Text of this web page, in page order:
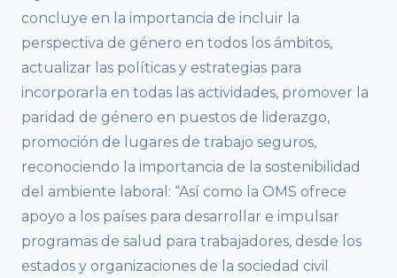
concluye en la importancia de incluir la
perspectiva de género en todos los ámbitos,
actualizar las políticas y estrategias para
incorporarla en todas las actividades, promover la
paridad de género en puestos de liderazgo,
promoción de lugares de trabajo seguros,
reconociendo la importancia de la sostenibilidad
del ambiente laboral: “Así como la OMS ofrece
apoyo a los países para desarrollar e impulsar
programas de salud para trabajadores, desde los
estados y organizaciones de la sociedad civil